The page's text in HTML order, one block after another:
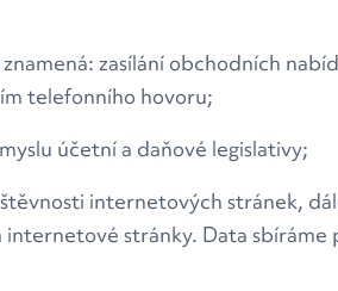
znamená: zasílání obchodních
telefonního hovoru;
účetní a daňové legislativy;
internetových stránek,
stránky. Data